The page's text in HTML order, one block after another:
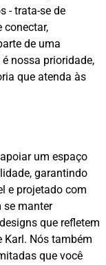
- trata-se de
conectar,
de uma
nossa prioridade,
que atenda às
um espaço
garantindo
e projetado com
se manter
que refletem
Karl. Nós também
que você